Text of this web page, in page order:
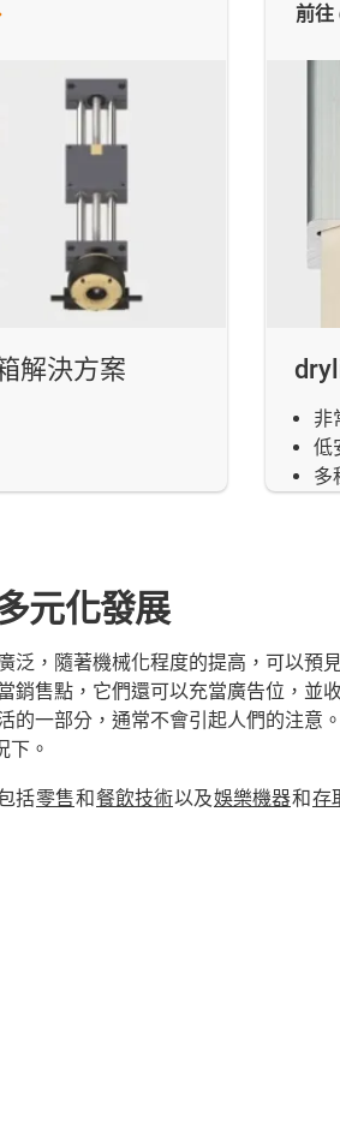
解決方案
非
低
多
前往
元化發展
泛，隨著機械化程度的提高，可以預
銷售點，它們還可以充當廣告位，並
的一部分，通常不會引起人們的注意
下。
括零售和餐飲技術以及娛樂機器和存